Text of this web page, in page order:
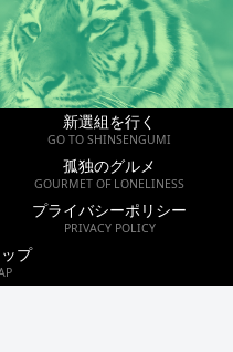
新選組を行く
GO TO SHINSENGUMI
孤独のグルメ
GOURMET OF LONELINESS
プライバシーポリシー
PRIVACY POLICY
プ